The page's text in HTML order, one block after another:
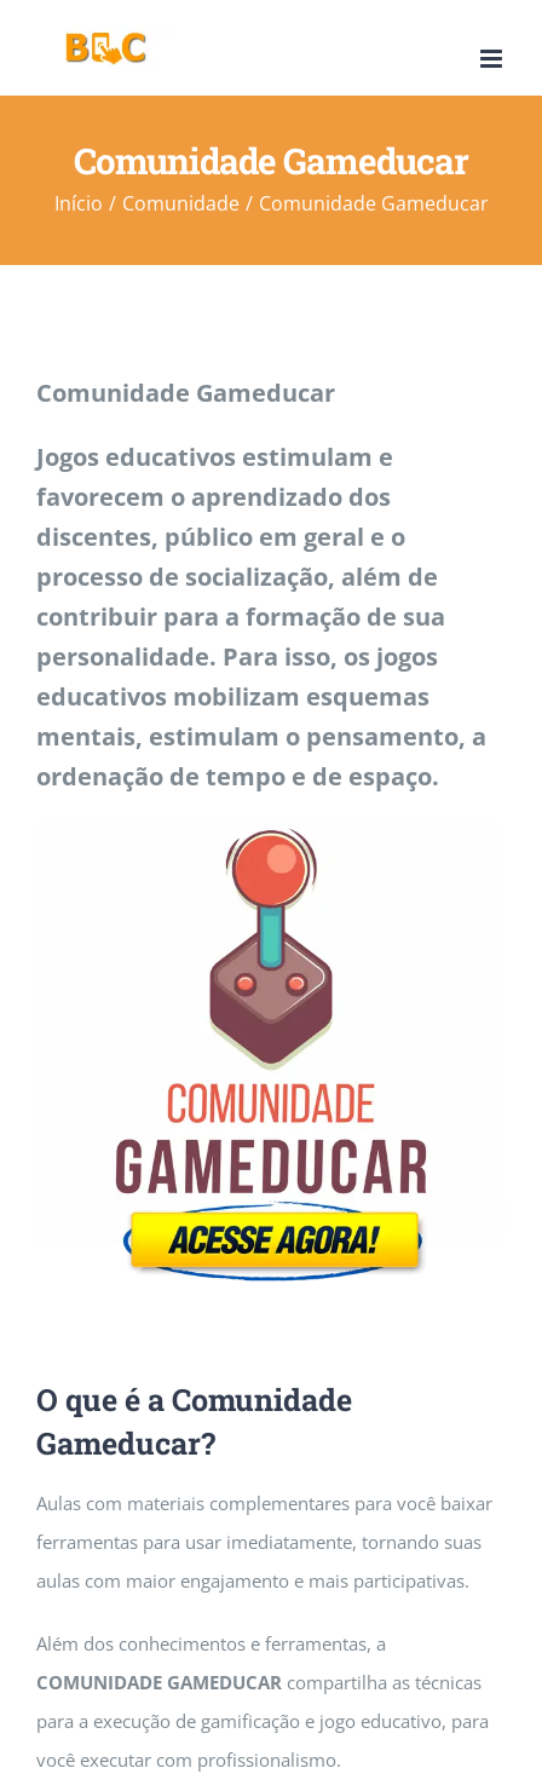
o
Comunidade Gameducar
Início Comunidade Comunidade Gameducar
Comunidade Gameducar
Jogos educativos estimulam e
favorecem o aprendizado dos
discentes, público em geral e o
processo de socialização, além de
contribuir para a formação de sua
personalidade. Para isso, os jogos
educativos mobilizam esquemas
mentais, estimulam o pensamento, a
ordenação de tempo e de espaço.
O que é a Comunidade
Gameducar?
Aulas com materiais complementares para você baixar
ferramentas para usar imediatamente, tornando suas
aulas com maior engajamento e mais participativas.
Além dos conhecimentos e ferramentas, a
COMUNIDADE GAMEDUCAR compartilha as técnicas
para a execução de gamificação e jogo educativo, para
você executar com profissionalismo.